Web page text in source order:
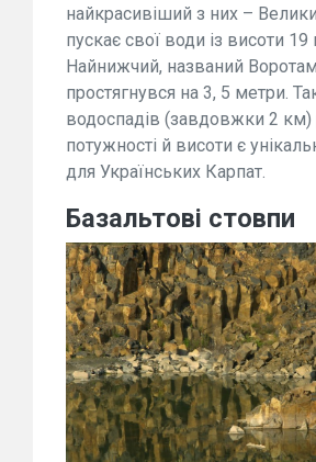
найкрасивіший з них –
пускає свої води із висоти 19
Найнижчий, названий
простягнувся на 3, 5 метри.
водоспадів (завдовжки 2 км)
потужності й висоти є
для Українських Карпат.
Базальтові стовпи